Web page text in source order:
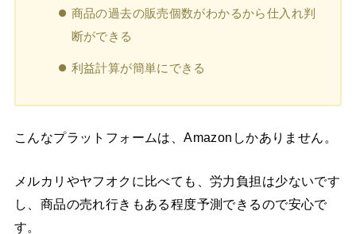
商品の過去の販売個数がわかるから仕入れ判
断ができる
利益計算が簡単にできる
こんなプラットフォームは、Amazonしかありません。
メルカリやヤフオクに比べても、労力負担は少ないです
し、商品の売れ行きもある程度予測できるので安心で
す。